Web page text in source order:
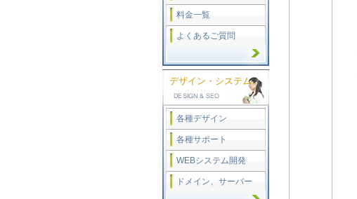
料金一覧
よくあるご質問
デザイン・システム
各種デザイン
各種サポート
WEBシステム開発
ドメイン、サーバー